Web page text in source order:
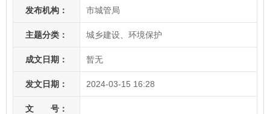
发布机构： 市城管局
主题分类： 城乡建设、环境保护
成文日期： 暂无
发文日期： 2024-03-15 16:28
文 号：